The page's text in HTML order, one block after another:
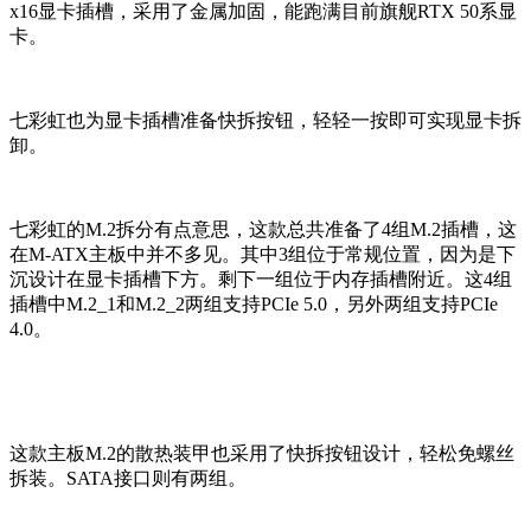
x16显卡插槽，采用了金属加固，能跑满目前旗舰RTX 50系显
卡。
七彩虹也为显卡插槽准备快拆按钮，轻轻一按即可实现显卡拆
卸。
七彩虹的M.2拆分有点意思，这款总共准备了4组M.2插槽，这
在M-ATX主板中并不多见。其中3组位于常规位置，因为是下
沉设计在显卡插槽下方。剩下一组位于内存插槽附近。这4组
插槽中M.2_1和M.2_2两组支持PCIe 5.0，另外两组支持PCIe
4.0。
这款主板M.2的散热装甲也采用了快拆按钮设计，轻松免螺丝
拆装。SATA接口则有两组。